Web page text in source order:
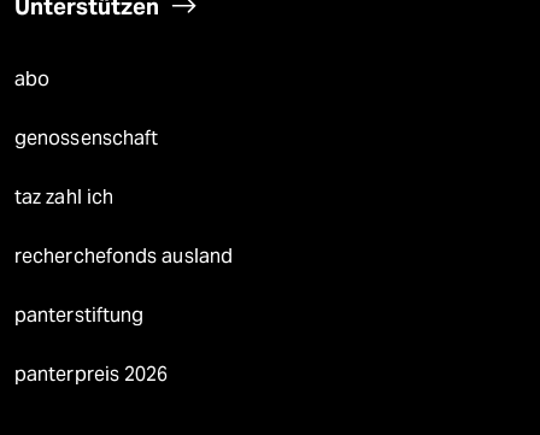
Unterstützen
abo
genossenschaft
taz zahl ich
recherchefonds ausland
panterstiftung
panterpreis 2026